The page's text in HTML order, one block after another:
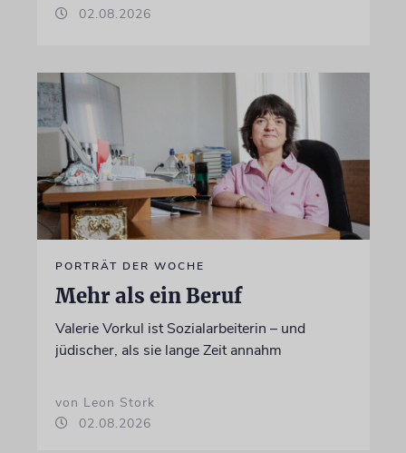
02.08.2026
PORTRÄT DER WOCHE
Mehr als ein Beruf
Valerie Vorkul ist Sozialarbeiterin – und
jüdischer, als sie lange Zeit annahm
von Leon Stork
02.08.2026